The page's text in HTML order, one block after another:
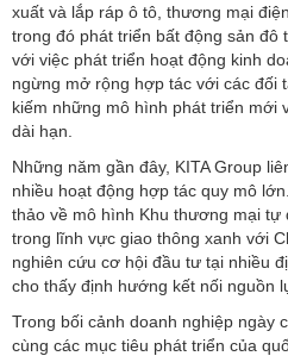
xuất và lắp ráp ô tô, thương mại
trong đó phát triển bất động sản đô
với việc phát triển hoạt động kinh
ngừng mở rộng hợp tác với các đối
kiếm những mô hình phát triển mới
dài hạn.
Những năm gần đây, KITA Group
nhiều hoạt động hợp tác quy mô
thảo về mô hình Khu thương mại
trong lĩnh vực giao thông xanh với
nghiên cứu cơ hội đầu tư tại nhiều
cho thấy định hướng kết nối nguồn
Trong bối cảnh doanh nghiệp ngày
cùng các mục tiêu phát triển của